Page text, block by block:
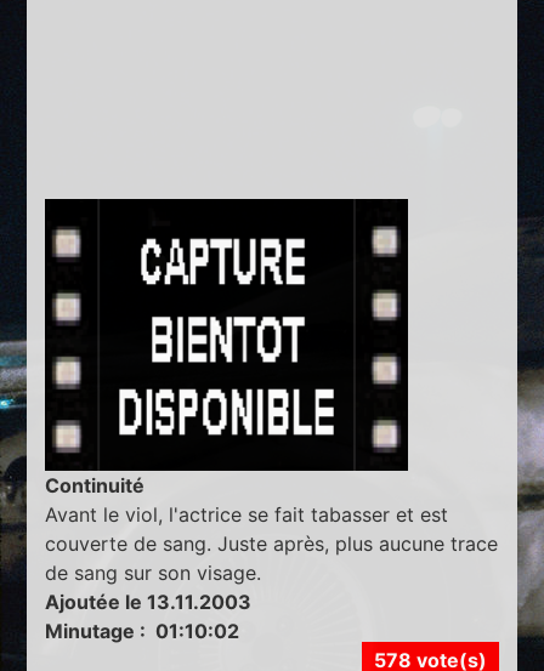
Continuité
Avant le viol, l'actrice se fait tabasser et est
couverte de sang. Juste après, plus aucune trace
de sang sur son visage.
Ajoutée le 13.11.2003
Minutage : 01:10:02
578 vote(s)